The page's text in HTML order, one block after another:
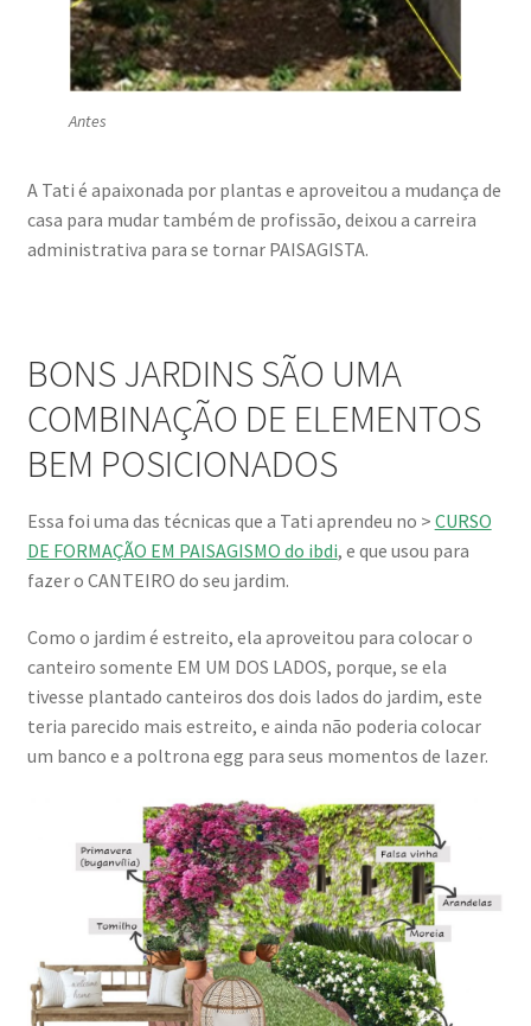
Antes
A Tati é apaixonada por plantas e aproveitou a mudança de
casa para mudar também de profissão, deixou a carreira
administrativa para se tornar PAISAGISTA.
BONS JARDINS SÃO UMA
COMBINAÇÃO DE ELEMENTOS
BEM POSICIONADOS
Essa foi uma das técnicas que a Tati aprendeu no > CURSO
DE FORMAÇÃO EM PAISAGISMO do ibdi, e que usou para
fazer o CANTEIRO do seu jardim.
Como o jardim é estreito, ela aproveitou para colocar o
canteiro somente EM UM DOS LADOS, porque, se ela
tivesse plantado canteiros dos dois lados do jardim, este
teria parecido mais estreito, e ainda não poderia colocar
um banco e a poltrona egg para seus momentos de lazer.